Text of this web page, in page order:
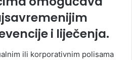
i liječenja.
ili korporativnim polisama